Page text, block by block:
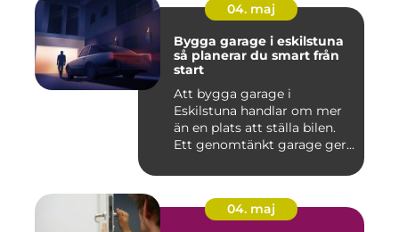
04. maj
Bygga garage i eskilstuna
så planerar du smart från
start
Att bygga garage i
Eskilstuna handlar om mer
än en plats att ställa bilen.
Ett genomtänkt garage ger...
04. maj